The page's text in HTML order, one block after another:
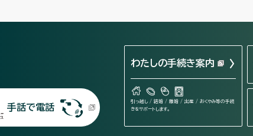
手話で電話
わたしの手続き案内
引っ越し / 結婚 / 離婚 / 出産 / おくやみ等の手続
きをサポートします。